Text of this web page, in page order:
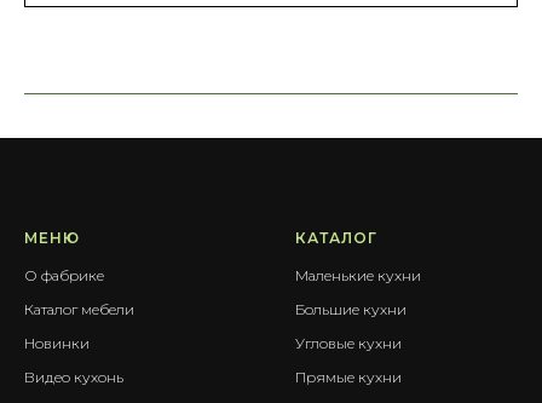
МЕНЮ
О фабрике
Каталог мебели
Новинки
Видео кухонь
КАТАЛОГ
Маленькие кухни
Большие кухни
Угловые кухни
Прямые кухни